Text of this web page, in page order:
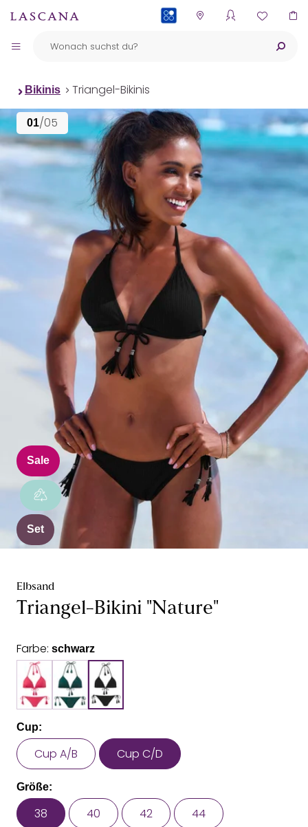
Bikinis Triangel-Bikinis
01/05
Sale
Set
Elbsand
Triangel-Bikini "Nature"
Farbe: schwarz
Cup:
Cup A/B Cup C/D
Größe:
38 40 42 44